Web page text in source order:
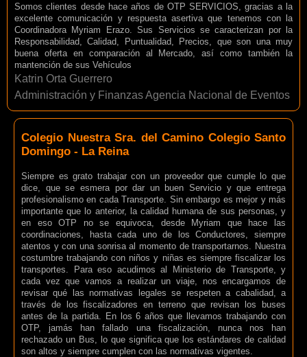
Somos clientes desde hace años de OTP SERVICIOS, gracias a la
excelente comunicación y respuesta asertiva que tenemos con la
Coordinadora Myriam Erazo. Sus Servicios se caracterizan por la
Responsabilidad, Calidad, Puntualidad, Precios, que son una muy
buena oferta en comparación al Mercado, así como también la
mantención de sus Vehículos
Katrin Orta Guerrero
Administración y Finanzas Agencia Nacional de Eventos
Colegio Nuestra Sra. del Camino Colegio Santo
Domingo - La Reina
Siempre es grato trabajar con un proveedor que cumple lo que
dice, que se esmera por dar un buen Servicio y que entrega
profesionalismo en cada Transporte. Sin embargo es mejor y más
importante que lo anterior, la calidad humana de sus personas, y
en eso OTP no se equivoca, desde Myriam que hace las
coordinaciones, hasta cada uno de los Conductores, siempre
atentos y con una sonrisa al momento de transportarnos. Nuestra
costumbre trabajando con niños y niñas es siempre fiscalizar los
transportes. Para eso acudimos al Ministerio de Transporte, y
cada vez que vamos a realizar un viaje, nos encargamos de
revisar qué las normativas legales se respeten a cabalidad, a
través de los fiscalizadores en terreno que revisan los buses
antes de la partida. En los 6 años que llevamos trabajando con
OTP, jamás han fallado una fiscalización, nunca nos han
rechazado un Bus, lo que significa que los estándares de calidad
son altos y siempre cumplen con las normativas vigentes.